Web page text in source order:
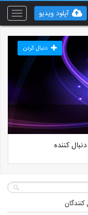
Toggle
آپلود ویدیو
دنبال کردن
دنبال کننده
کنندگان